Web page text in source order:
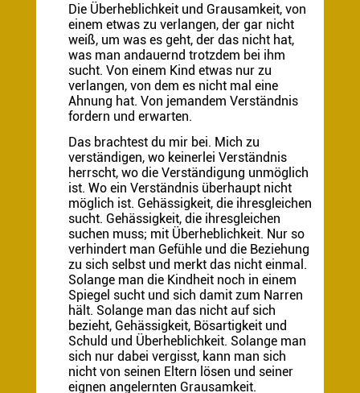
Die Überheblichkeit und Grausamkeit, von
einem etwas zu verlangen, der gar nicht
weiß, um was es geht, der das nicht hat,
was man andauernd trotzdem bei ihm
sucht. Von einem Kind etwas nur zu
verlangen, von dem es nicht mal eine
Ahnung hat. Von jemandem Verständnis
fordern und erwarten.
Das brachtest du mir bei. Mich zu
verständigen, wo keinerlei Verständnis
herrscht, wo die Verständigung unmöglich
ist. Wo ein Verständnis überhaupt nicht
möglich ist. Gehässigkeit, die ihresgleichen
sucht. Gehässigkeit, die ihresgleichen
suchen muss; mit Überheblichkeit. Nur so
verhindert man Gefühle und die Beziehung
zu sich selbst und merkt das nicht einmal.
Solange man die Kindheit noch in einem
Spiegel sucht und sich damit zum Narren
hält. Solange man das nicht auf sich
bezieht, Gehässigkeit, Bösartigkeit und
Schuld und Überheblichkeit. Solange man
sich nur dabei vergisst, kann man sich
nicht von seinen Eltern lösen und seiner
eignen angelernten Grausamkeit.